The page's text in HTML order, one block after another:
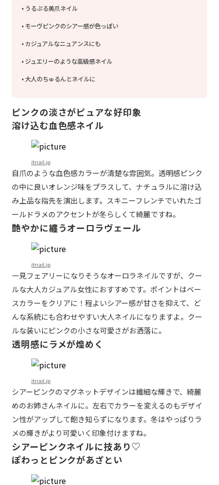
うるぷる美爪ネイル
モーヴピンクのシアー感が色っぽい
カジュアルなニュアンスにも
ジュエリーのような高級感ネイル
大人のちゅるんとネイルに
ピンクの淡さがピュアな好印象
溶け込む血色感ネイル
itnail.jp
自爪のような血色感カラーが清楚な雰囲気。透明感ピンク
の中に良いオレンジ味をプラスして、ナチュラルに溶け込
み上品な指先を演出します。スキニーフレンチでいれたゴ
ールドラメのアクセントが冬らしくて綺麗ですね。
艶やかに纏うオーロラヴェール
itnail.jp
一見フェアリーになりそうなオーロラネイルですが、クー
ルな大人カジュアル女性におすすめです。ポイントはベー
スカラーをクリアに！程よいシアー感が甘さを抑えて、ど
んな系統にも合わせやすい大人ネイルになりますよ。クー
ルな装いにピンクの小さな可愛さがお洒落に。
透明感にラメが煌めく
itnail.jp
シアーピンクのマグネットデザインは繊細な輝きで、綺麗
めのお姉さんネイルに。左右でカラーを変えるのもデザイ
ン性がアップして飽き知らずになります。冬はやっぱりラ
メの輝きがより可愛いく印象付けますね。
シアーピンクネイルに技あり♡
ぽわっとピンクがあざとい